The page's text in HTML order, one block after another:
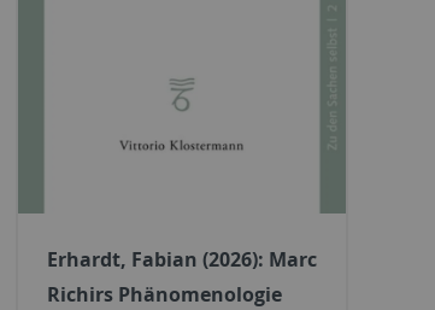
Erhardt, Fabian (2026): Marc
Richirs Phänomenologie